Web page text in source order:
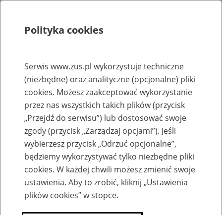
Rejestry, ewidencje i archiwa
Baza zlikwidowanych lub
przekształconych zakładów pracy
Nazwa zakładu pracy:
SZUKAJ
Polityka cookies
Serwis www.zus.pl wykorzystuje techniczne
(niezbędne) oraz analityczne (opcjonalne) pliki
cookies. Możesz zaakceptować wykorzystanie
przez nas wszystkich takich plików (przycisk
„Przejdź do serwisu”) lub dostosować swoje
zgody (przycisk „Zarządzaj opcjami”). Jeśli
wybierzesz przycisk „Odrzuć opcjonalne”,
będziemy wykorzystywać tylko niezbędne pliki
cookies. W każdej chwili możesz zmienić swoje
ustawienia. Aby to zrobić, kliknij „Ustawienia
plików cookies” w stopce.